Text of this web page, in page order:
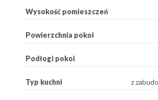
Wysokość pomieszczeń
Powierzchnia pokoi
Podłogi pokoi
Typ kuchni z